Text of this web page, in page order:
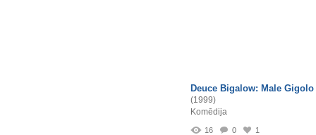
Deuce Bigalow: Male Gigolo
(1999)
Komēdija
16 0 1